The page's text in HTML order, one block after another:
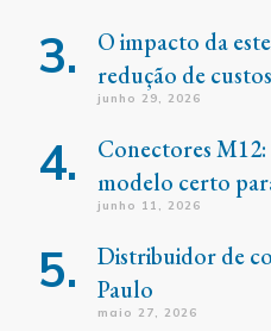
O impacto da
redução de
junho 29, 2026
Conectores
modelo certo
junho 11, 2026
Distribuidor de
Paulo
maio 27, 2026